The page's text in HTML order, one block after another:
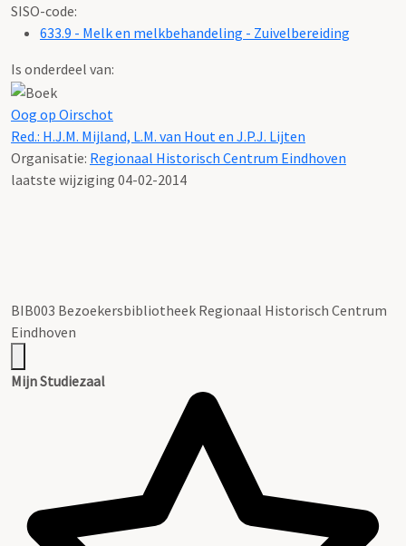
SISO-code:
633.9 - Melk en melkbehandeling - Zuivelbereiding
Is onderdeel van:
Oog op Oirschot
Red.: H.J.M. Mijland, L.M. van Hout en J.P.J. Lijten
Organisatie: Regionaal Historisch Centrum Eindhoven
laatste wijziging 04-02-2014
BIB003 Bezoekersbibliotheek Regionaal Historisch Centrum
Eindhoven
Mijn Studiezaal